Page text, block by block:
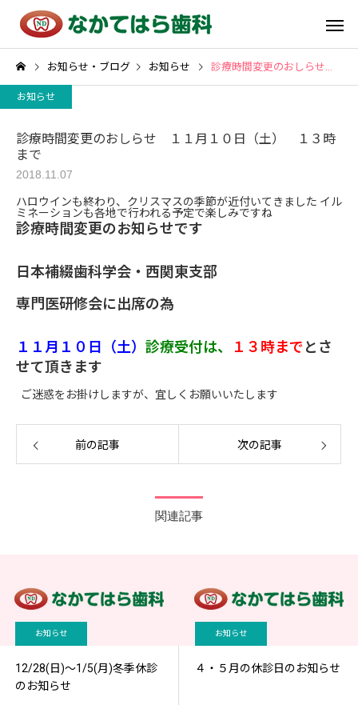
お知らせ・ブログ お知らせ 診療時間変更のおしらせ １１月１０日（土） １３時まで
お知らせ
診療時間変更のおしらせ １１月１０日（土） １３時
まで
2018.11.07
ハロウインも終わり、クリスマスの季節が近付いてきました イル
ミネーションも各地で行われる予定で楽しみですね
診療時間変更のお知らせです
日本補綴歯科学会・西関東支部
専門医研修会に出席の為
１１月１０日（土） 診療受付は、 １３時までとさ
せて頂きます
ご迷惑をお掛けしますが、宜しくお願いいたします
前の記事 次の記事
関連記事
お知らせ
12/28(日)～1/5(月)冬季休診
のお知らせ
お知らせ
４・５月の休診日のお知らせ